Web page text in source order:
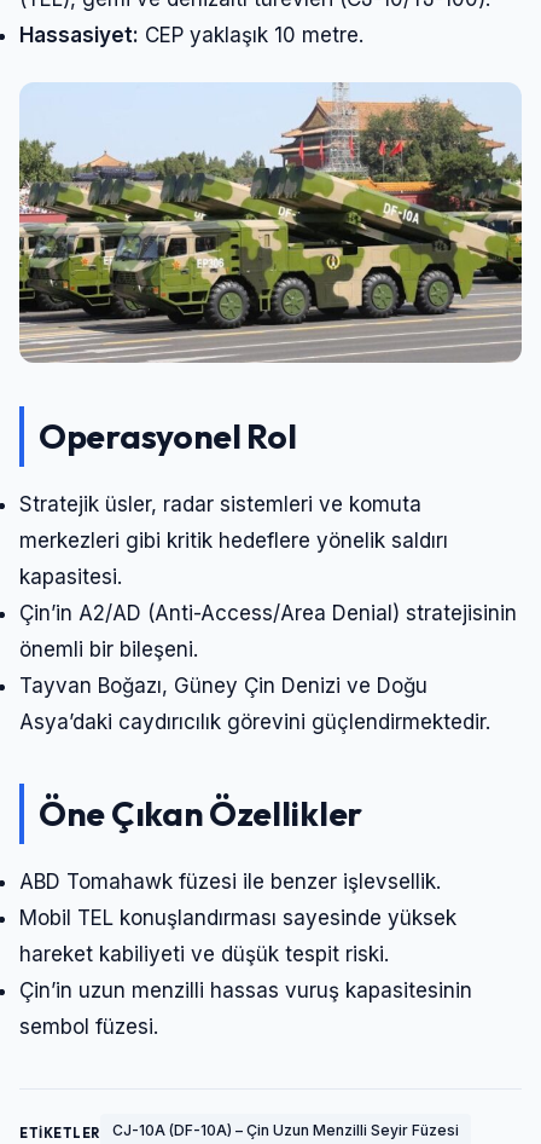
Hassasiyet: CEP yaklaşık 10 metre.
Operasyonel Rol
Stratejik üsler, radar sistemleri ve komuta
merkezleri gibi kritik hedeflere yönelik saldırı
kapasitesi.
Çin’in A2/AD (Anti-Access/Area Denial) stratejisinin
önemli bir bileşeni.
Tayvan Boğazı, Güney Çin Denizi ve Doğu
Asya’daki caydırıcılık görevini güçlendirmektedir.
Öne Çıkan Özellikler
ABD Tomahawk füzesi ile benzer işlevsellik.
Mobil TEL konuşlandırması sayesinde yüksek
hareket kabiliyeti ve düşük tespit riski.
Çin’in uzun menzilli hassas vuruş kapasitesinin
sembol füzesi.
ETİKETLER CJ-10A (DF-10A) – Çin Uzun Menzilli Seyir Füzesi